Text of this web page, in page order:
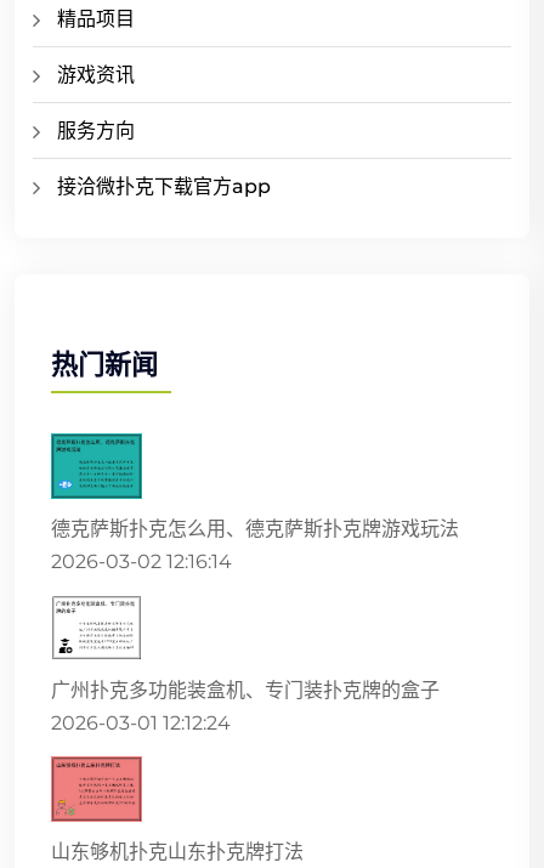
精品项目
游戏资讯
服务方向
接洽微扑克下载官方app
热门新闻
德克萨斯扑克怎么用、德克萨斯扑克牌游戏玩法
2026-03-02 12:16:14
广州扑克多功能装盒机、专门装扑克牌的盒子
2026-03-01 12:12:24
山东够机扑克山东扑克牌打法